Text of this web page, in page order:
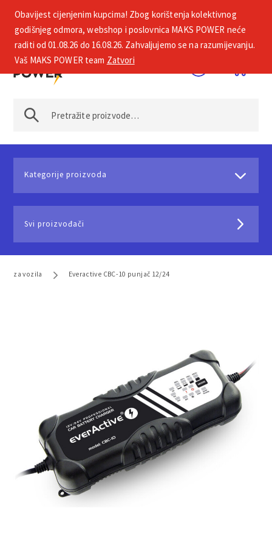
+385 1 2002 575
Kategorije proizvoda
Svi proizvođači
za vozila Everactive CBC-10 punjač 12/24
Obavijest cijenjenim kupcima! Zbog korištenja kolektivnog
godišnjeg odmora, webshop i poslovnica MAKS POWER neće
raditi od 01.08.26 do 16.08.26. Zahvaljujemo se na razumijevanju.
Vaš MAKS POWER team Zatvori